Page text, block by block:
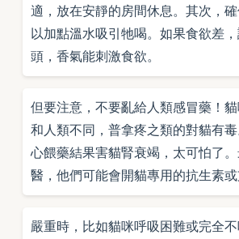
適，放在安靜的房間休息。其次，
以加點溫水吸引牠喝。如果食欲差
頭，香氣能刺激食欲。
但要注意，不要亂給人類感冒藥！
和人類不同，普拿疼之類的對貓有
心餵藥結果害貓腎衰竭，太可怕了
醫，他們可能會開貓專用的抗生素或
嚴重時，比如貓咪呼吸困難或完全